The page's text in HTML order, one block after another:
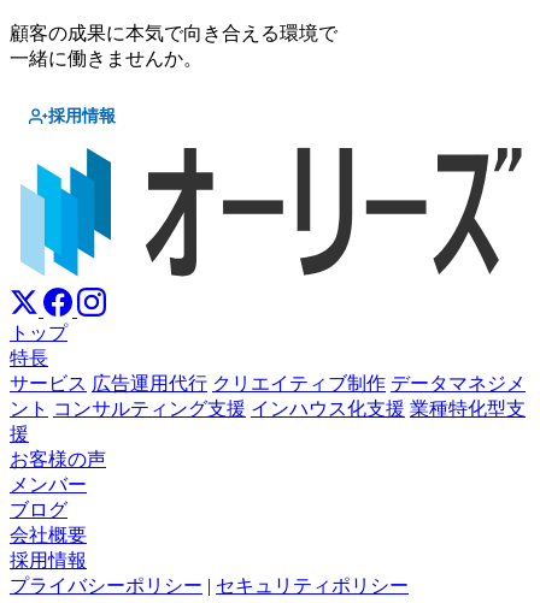
顧客の成果に本気で向き合える環境で
一緒に働きませんか。
採用情報
トップ
特長
サービス 広告運用代行 クリエイティブ制作 データマネジメ
ント コンサルティング支援 インハウス化支援 業種特化型支
援
お客様の声
メンバー
ブログ
会社概要
採用情報
プライバシーポリシー | セキュリティポリシー